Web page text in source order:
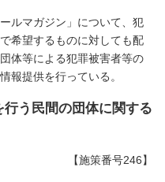
ルマガジン」について、犯
希望するものに対しても配
体等による犯罪被害者等の
報提供を行っている。
う民間の団体に関する
【施策番号246】